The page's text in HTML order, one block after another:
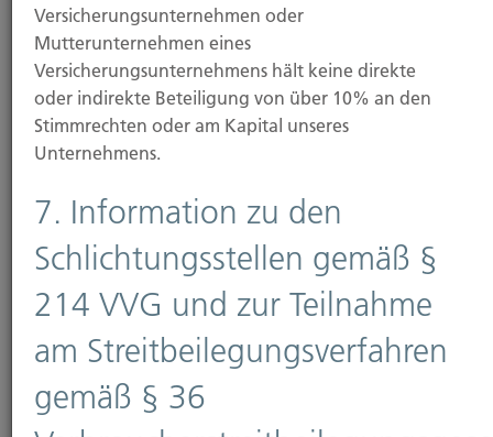
Versicherungsunternehmen oder
Mutterunternehmen eines
Versicherungsunternehmens hält keine direkte
oder indirekte Beteiligung von über 10% an den
Stimmrechten oder am Kapital unseres
Unternehmens.
7. Information zu den
Schlichtungsstellen gemäß §
214 VVG und zur Teilnahme
am Streitbeilegungsverfahren
gemäß § 36